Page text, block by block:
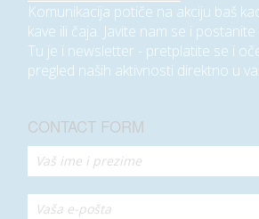
Komunikacija potiče na akciju baš
kave ili čaja. Javite nam se i
Tu je i newsletter - pretplatite se i
pregled naših aktivnosti direktno u
CONTACT FORM